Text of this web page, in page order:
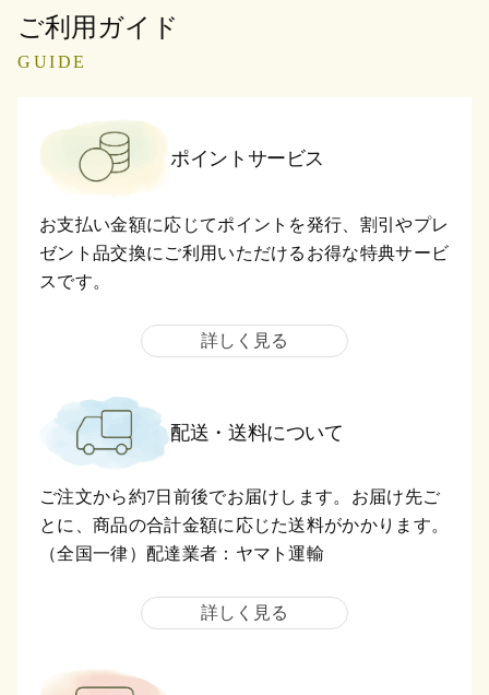
ご利用ガイド
GUIDE
ポイントサービス
お支払い金額に応じてポイントを発行、割引やプレ
ゼント品交換にご利用いただけるお得な特典サービ
スです。
詳しく見る
配送・送料について
ご注文から約7日前後でお届けします。お届け先ご
とに、商品の合計金額に応じた送料がかかります。
（全国一律）配達業者：ヤマト運輸
詳しく見る